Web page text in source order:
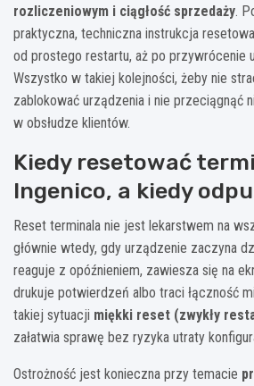
rozliczeniowym i ciągłość sprzedaży.
praktyczna, techniczna instrukcja
od prostego restartu, aż po przywrócenie
Wszystko w takiej kolejności, żeby nie
zablokować urządzenia i nie przeciągnąć
w obsłudze klientów.
Kiedy resetować
Ingenico, a kiedy
Reset terminala nie jest lekarstwem na
głównie wtedy, gdy urządzenie zaczyna
reaguje z opóźnieniem, zawiesza się na
drukuje potwierdzeń albo traci łączność
takiej sytuacji miękki reset (zwykły
załatwia sprawę bez ryzyka utraty
Ostrożność jest konieczna przy temacie